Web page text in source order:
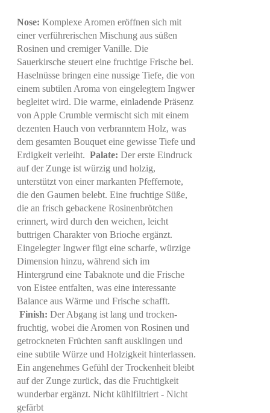
Nose:Komplexe Aromen eröffnen sich mit
einer verführerischen Mischung aus süßen
Rosinen und cremiger Vanille. Die
Sauerkirsche steuert eine fruchtige Frische bei.
Haselnüsse bringen eine nussige Tiefe, die von
einem subtilen Aroma von eingelegtem Ingwer
begleitet wird. Die warme, einladende Präsenz
von Apple Crumble vermischt sich mit einem
dezenten Hauch von verbranntem Holz, was
dem gesamten Bouquet eine gewisse Tiefe und
Erdigkeit verleiht. Palate:Der erste Eindruck
auf der Zunge ist würzig und holzig,
unterstützt von einer markanten Pfeffernote,
die den Gaumen belebt. Eine fruchtige Süße,
die an frisch gebackene Rosinenbrötchen
erinnert, wird durch den weichen, leicht
buttrigen Charakter von Brioche ergänzt.
Eingelegter Ingwer fügt eine scharfe, würzige
Dimension hinzu, während sich im
Hintergrund eine Tabaknote und die Frische
von Eistee entfalten, was eine interessante
Balance aus Wärme und Frische schafft.
Finish:Der Abgang ist lang und trocken-
fruchtig, wobei die Aromen von Rosinen und
getrockneten Früchten sanft ausklingen und
eine subtile Würze und Holzigkeit hinterlassen.
Ein angenehmes Gefühl der Trockenheit bleibt
auf der Zunge zurück, das die Fruchtigkeit
wunderbar ergänzt. Nicht kühlfiltriert - Nicht
gefärbt